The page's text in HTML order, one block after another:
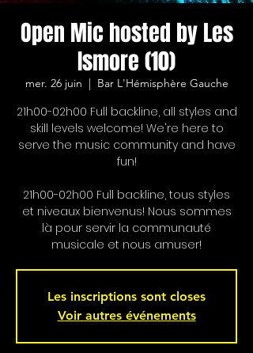
Open Mic hosted by Les
Ismore (10)
mer. 26 juin Bar L'Hémisphère Gauche
21h00-02h00 Full backline, all styles and
skill levels welcome! We're here to
serve the music community and have
fun!
21h00-02h00 Full backline, tous styles
et niveaux bienvenus! Nous sommes
là pour servir la communauté
musicale et nous amuser!
Les inscriptions sont closes
Voir autres événements